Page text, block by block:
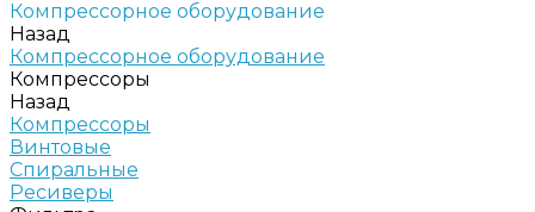
Компрессорное оборудование
Назад
Компрессорное оборудование
Компрессоры
Назад
Компрессоры
Винтовые
Спиральные
Ресиверы